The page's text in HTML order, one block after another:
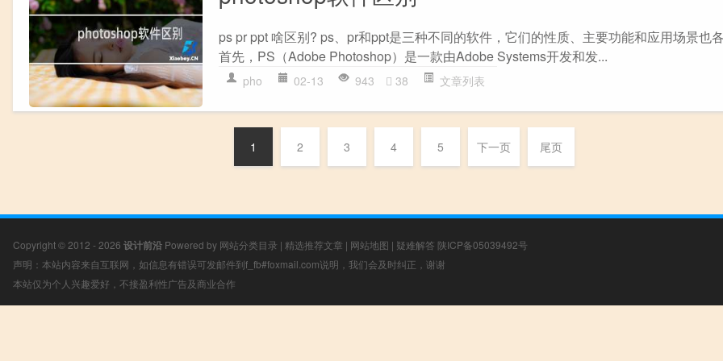
ps pr ppt 啥区别? ps、pr和ppt是三种不同的软件，它们的性质、主要功能和应用场景也各
首先，PS（Adobe Photoshop）是一款由Adobe Systems开发和发...
pho 02-13 943 38 文章列表
1 2 3 4 5 下一页 尾页
Copyright © 2012 - 2026 设计前沿 Powered by 网站分类目录 | 精选推荐文章 | 网站地图 | 疑难解答 陕ICP备05039492号
声明：本站内容来自互联网，如信息有错误可发邮件到f_fb#foxmail.com说明，我们会及时纠正，谢谢
本站仅为个人兴趣爱好，不接盈利性广告及商业合作